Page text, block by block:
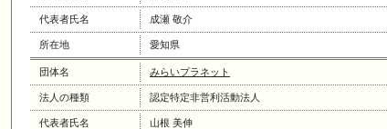
代表者氏名 成瀬 敬介
所在地 愛知県
団体名 みらいプラネット
法人の種類 認定特定非営利活動法人
代表者氏名 山根 美伸